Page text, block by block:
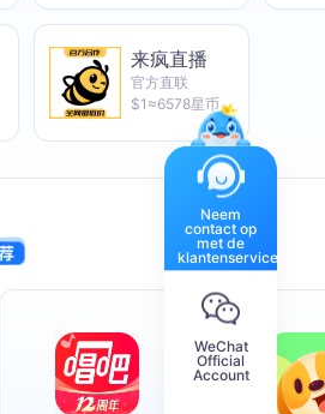
来疯直播
官方直联
$1≈6578星币
Neem
contact op
met de
klantenservice
WeChat
Official
Account